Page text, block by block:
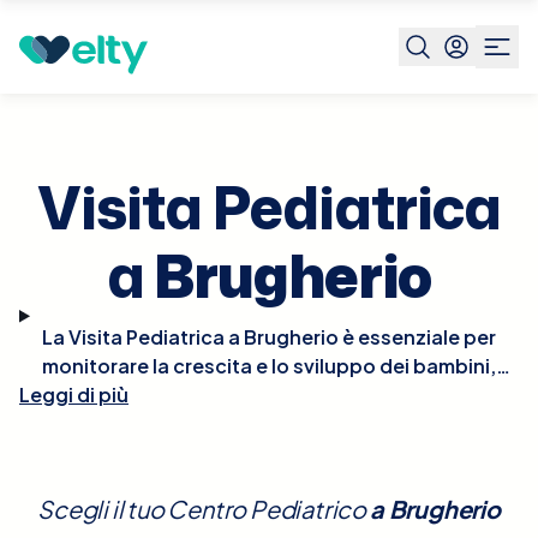
Prenota visita Brugherio
Visita Pediatrica
aBrugherio
La Visita Pediatrica a Brugherio è essenziale per
monitorare la crescita e lo sviluppo dei bambini,
nonché per la prevenzione e il trattamento di
neurologico e comportamentale, e del benessere
Leggi di più
Scegli il tuo Centro Pediatricoa Brugherio